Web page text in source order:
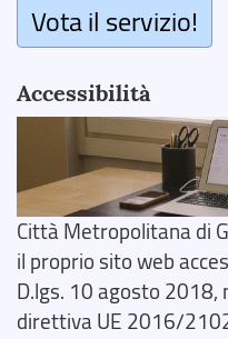
Vota il servizio!
Accessibilità
Città Metropolitana di
il proprio sito web
D.lgs. 10 agosto 2018,
direttiva UE 2016/